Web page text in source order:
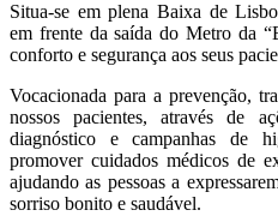
Situa-se em plena Baixa de
em frente da saída do Metro da
conforto e segurança aos seus
Vocacionada para a prevenção,
nossos pacientes, através de
diagnóstico e campanhas de
promover cuidados médicos de
ajudando as pessoas a
sorriso bonito e saudável.